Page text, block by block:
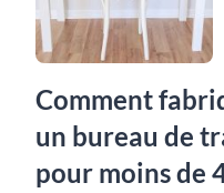
Comment
un bureau de
pour moins de